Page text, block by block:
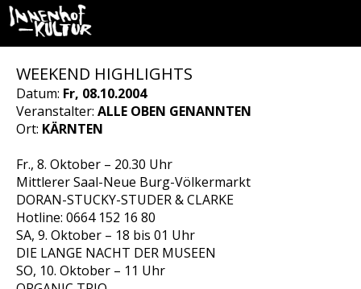
WEEKEND HIGHLIGHTS
Datum: Fr, 08.10.2004
Veranstalter: ALLE OBEN GENANNTEN
Ort: KÄRNTEN
Fr., 8. Oktober – 20.30 Uhr
Mittlerer Saal-Neue Burg-Völkermarkt
DORAN-STUCKY-STUDER & CLARKE
Hotline: 0664 152 16 80
SA, 9. Oktober – 18 bis 01 Uhr
DIE LANGE NACHT DER MUSEEN
SO, 10. Oktober – 11 Uhr